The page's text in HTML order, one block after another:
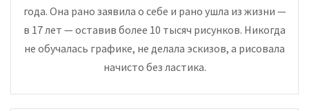
года. Она рано заявила о себе и рано ушла из жизни —
в 17 лет — оставив более 10 тысяч рисунков. Никогда
не обучалась графике, не делала эскизов, а рисовала
начисто без ластика.